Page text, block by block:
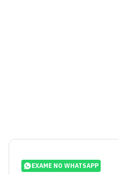
EXAME NO WHATSAPP